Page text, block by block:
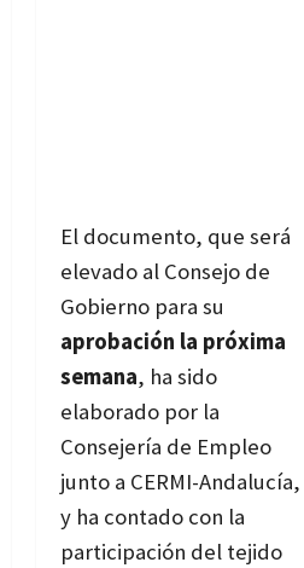
El documento, que será
elevado al Consejo de
Gobierno para su
aprobación la próxima
semana, ha sido
elaborado por la
Consejería de Empleo
junto a CERMI-Andalucía,
y ha contado con la
participación del tejido